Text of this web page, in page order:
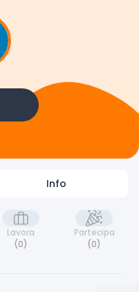
Info
Lavora
(0)
Partecipa
(0)